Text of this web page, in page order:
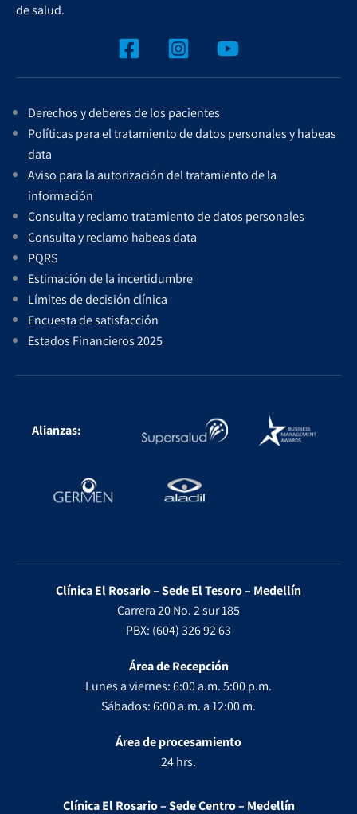
de salud.
Derechos y deberes de los pacientes
Políticas para el tratamiento de datos personales y habeas
data
Aviso para la autorización del tratamiento de la
información
Consulta y reclamo tratamiento de datos personales
Consulta y reclamo habeas data
PQRS
Estimación de la incertidumbre
Límites de decisión clínica
Encuesta de satisfacción
Estados Financieros 2025
Alianzas:
Clínica El Rosario – Sede El Tesoro – Medellín
Carrera 20 No. 2 sur 185
PBX: (604) 326 92 63
Área de Recepción
Lunes a viernes: 6:00 a.m. 5:00 p.m.
Sábados: 6:00 a.m. a 12:00 m.
Área de procesamiento
24 hrs.
Clínica El Rosario – Sede Centro – Medellín